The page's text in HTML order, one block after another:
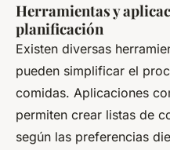
Herramientas y
planificación
Existen diversas
pueden simplificar el
comidas. Aplicaciones
permiten crear listas de
según las preferencias